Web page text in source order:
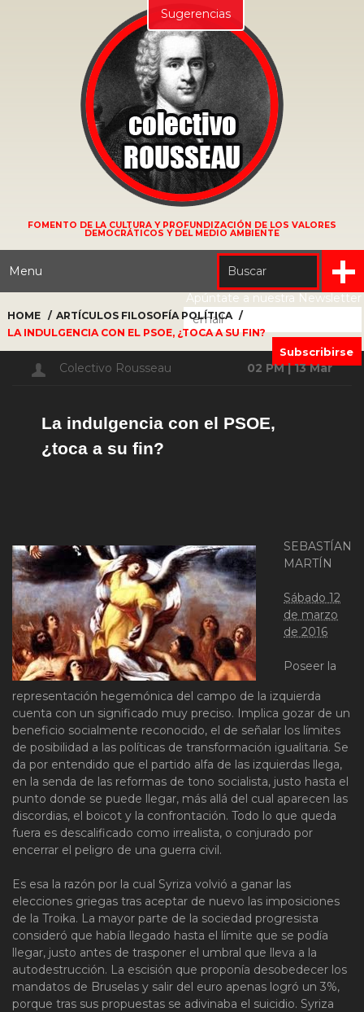
FOMENTO DE LA CULTURA Y PROFUNDIZACIÓN DE LOS VALORES
DEMOCRÁTICOS Y DEL MEDIO AMBIENTE
Menu
Apúntate a nuestra Newsletter
HOME ARTÍCULOS FILOSOFÍA POLÍTICA
LA INDULGENCIA CON EL PSOE, ¿TOCA A SU FIN?
Colectivo Rousseau 02 PM | 13 Mar
La indulgencia con el PSOE,
¿toca a su fin?
SEBASTÍAN
MARTÍN
Sábado 12
de marzo
de 2016
Poseer la
representación hegemónica del campo de la izquierda
cuenta con un significado muy preciso. Implica gozar de un
beneficio socialmente reconocido, el de señalar los límites
de posibilidad a las políticas de transformación igualitaria. Se
da por entendido que el partido alfa de las izquierdas llega,
en la senda de las reformas de tono socialista, justo hasta el
punto donde se puede llegar, más allá del cual aparecen las
discordias, el boicot y la confrontación. Todo lo que queda
fuera es descalificado como irrealista, o conjurado por
encerrar el peligro de una guerra civil.
Es esa la razón por la cual Syriza volvió a ganar las
elecciones griegas tras aceptar de nuevo las imposiciones
de la Troika. La mayor parte de la sociedad progresista
consideró que había llegado hasta el límite que se podía
llegar, justo antes de trasponer el umbral que lleva a la
autodestrucción. La escisión que proponía desobedecer los
mandatos de Bruselas y salir del euro apenas logró un 3%,
porque tras sus propuestas se adivinaba el suicidio. Syriza
Sugerencias